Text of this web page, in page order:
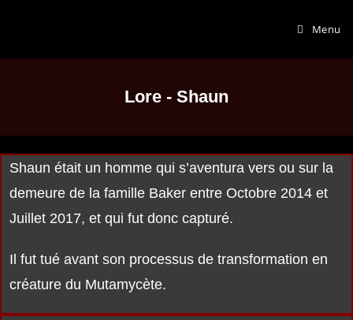
Menu
Lore - Shaun
Shaun était un homme qui s’aventura vers ou sur la
demeure de la famille Baker entre Octobre 2014 et
Juillet 2017, et qui fut donc capturé.
Il fut tué avant son processus de transformation en
créature du Mutamycète.